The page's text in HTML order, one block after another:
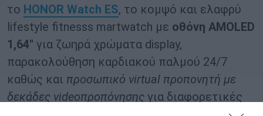
το HONOR Watch ES, το κομψό και ελαφρύ
lifestyle fitnesss martwatch με οθόνη AMOLED
1,64″ για ζωηρά χρώματα display,
παρακολούθηση καρδιακού παλμού 24/7
καθώς και προσωπικό virtual προπονητή με
δεκάδες videoπροπόνησης για διαφορετικές